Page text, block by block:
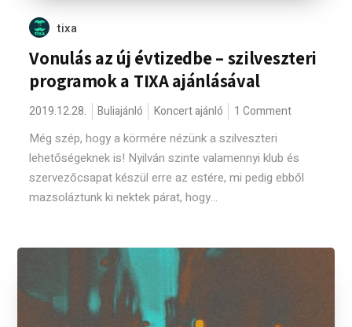
tixa
Vonulás az új évtizedbe – szilveszteri
programok a TIXA ajánlásával
2019.12.28. Buliajánló Koncert ajánló 1 Comment
Még szép, hogy a körmére nézünk a szilveszteri
lehetőségeknek is! Nyilván szinte valamennyi klub és
szervezőcsapat készül erre az estére, mi pedig ebből
mazsoláztunk ki nektek párat, hogy...